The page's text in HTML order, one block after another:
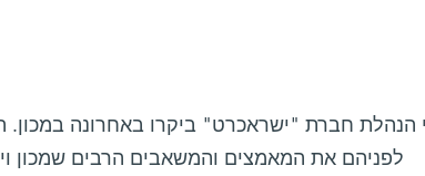
הנהלת חברת "ישראכרט" ביקרו באחרונה
לפניהם את המאמצים והמשאבים הרבים שמכון